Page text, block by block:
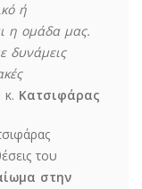
ή
η ομάδα μας.
δυνάμεις
κ. Κατσιφάρας
του
στην